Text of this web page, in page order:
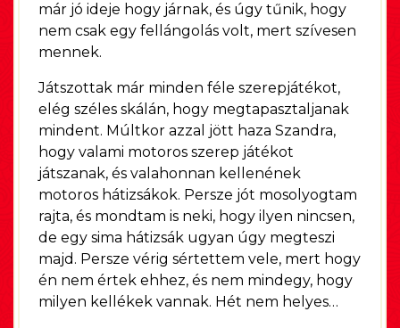
már jó ideje hogy járnak, és úgy tűnik, hogy
nem csak egy fellángolás volt, mert szívesen
mennek.
Játszottak már minden féle szerepjátékot,
elég széles skálán, hogy megtapasztaljanak
mindent. Múltkor azzal jött haza Szandra,
hogy valami motoros szerep játékot
játszanak, és valahonnan kellenének
motoros hátizsákok. Persze jót mosolyogtam
rajta, és mondtam is neki, hogy ilyen nincsen,
de egy sima hátizsák ugyan úgy megteszi
majd. Persze vérig sértettem vele, mert hogy
én nem értek ehhez, és nem mindegy, hogy
milyen kellékek vannak. Hét nem helyes…